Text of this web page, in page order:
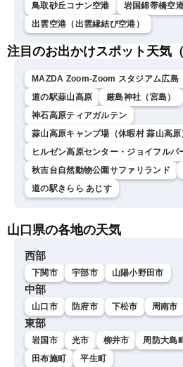
鳥取砂丘コナン空港
岩国錦帯橋空
出雲空港（出雲縁結び空港）
注目のお出かけスポット天気（
MAZDA Zoom-Zoom スタジアム広島
道の駅蒜山高原
厳島神社（宮島）
神石高原ティアガルテン
蒜山高原キャンプ場（休暇村 蒜山高原
ヒルゼン高原センター・ジョイフルパ
秋吉台自然動物公園サファリランド
道の駅きらら あじす
山口県の各地の天気
西部
下関市 宇部市 山陽小野田市
中部
山口市 防府市 下松市 周南市
東部
岩国市 光市 柳井市 周防大島
田布施町
平生町